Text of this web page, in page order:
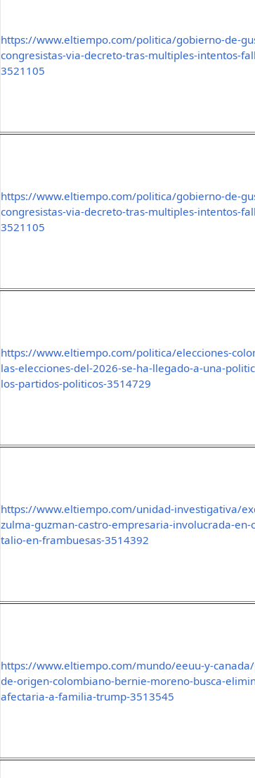
https://www.eltiempo.com/politica/gobierno-de-
congresistas-via-decreto-tras-multiples-intentos-
3521105
https://www.eltiempo.com/politica/gobierno-de-
congresistas-via-decreto-tras-multiples-intentos-
3521105
https://www.eltiempo.com/politica/elecciones-
las-elecciones-del-2026-se-ha-llegado-a-una-
los-partidos-politicos-3514729
https://www.eltiempo.com/unidad-investigativa/
zulma-guzman-castro-empresaria-involucrada-
talio-en-frambuesas-3514392
https://www.eltiempo.com/mundo/eeuu-y-
de-origen-colombiano-bernie-moreno-busca-
afectaria-a-familia-trump-3513545